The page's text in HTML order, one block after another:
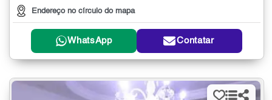
Endereço no círculo do mapa
WhatsApp Contatar